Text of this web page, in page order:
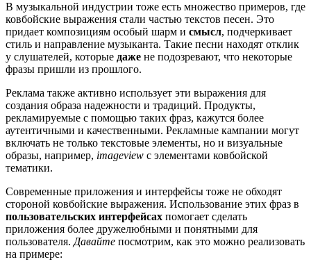
В музыкальной индустрии тоже есть множество примеров, где
ковбойские выражения стали частью текстов песен. Это
придает композициям особый шарм и смысл, подчеркивает
стиль и направление музыканта. Такие песни находят отклик
у слушателей, которые даже не подозревают, что некоторые
фразы пришли из прошлого.
Реклама также активно использует эти выражения для
создания образа надежности и традиций. Продукты,
рекламируемые с помощью таких фраз, кажутся более
аутентичными и качественными. Рекламные кампании могут
включать не только текстовые элементы, но и визуальные
образы, например, imageview с элементами ковбойской
тематики.
Современные приложения и интерфейсы тоже не обходят
стороной ковбойские выражения. Использование этих фраз в
пользовательских интерфейсах помогает сделать
приложения более дружелюбными и понятными для
пользователя. Давайте посмотрим, как это можно реализовать
на примере: